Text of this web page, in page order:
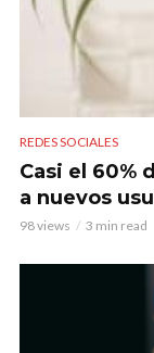
REDES SOCIALES
Casi el 60%
a nuevos
98 views 3 min read